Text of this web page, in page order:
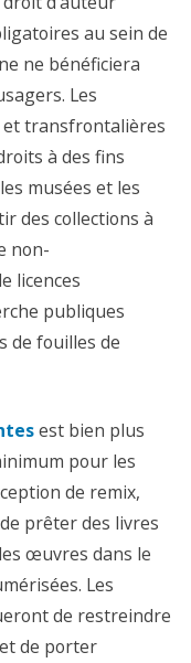
au sein de
ne bénéficiera
Les
transfrontalières
à des fins
musées et les
des collections à
non-
licences
publiques
de fouilles de
est bien plus
pour les
de remix,
prêter des livres
œuvres dans le
Les
de restreindre
de porter